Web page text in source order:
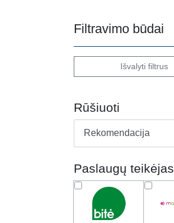
Filtravimo būdai
Išvalyti filtrus
Rūšiuoti
Paslaugų teikėjas